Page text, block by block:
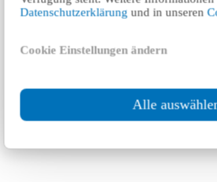
Datenschutzerklärung und in unseren
Cookie Einstellungen ändern
Alle